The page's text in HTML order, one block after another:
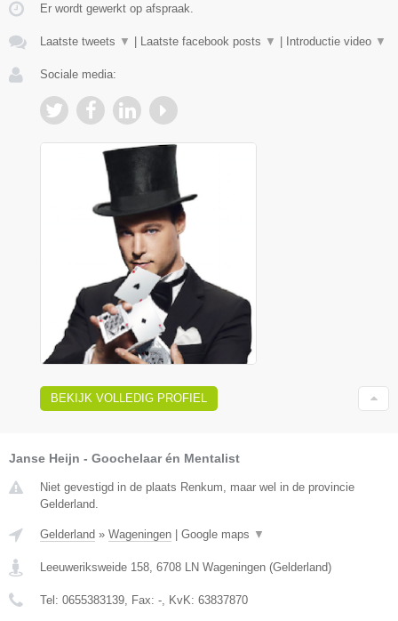
Er wordt gewerkt op afspraak.
Laatste tweets ▼ | Laatste facebook posts ▼ | Introductie video ▼
Sociale media:
BEKIJK VOLLEDIG PROFIEL
Janse Heijn - Goochelaar én Mentalist
Niet gevestigd in de plaats Renkum, maar wel in de provincie
Gelderland.
Gelderland » Wageningen | Google maps ▼
Leeuweriksweide 158 6708 LN Wageningen (Gelderland)
Tel: 0655383139 , Fax: - , KvK: 63837870